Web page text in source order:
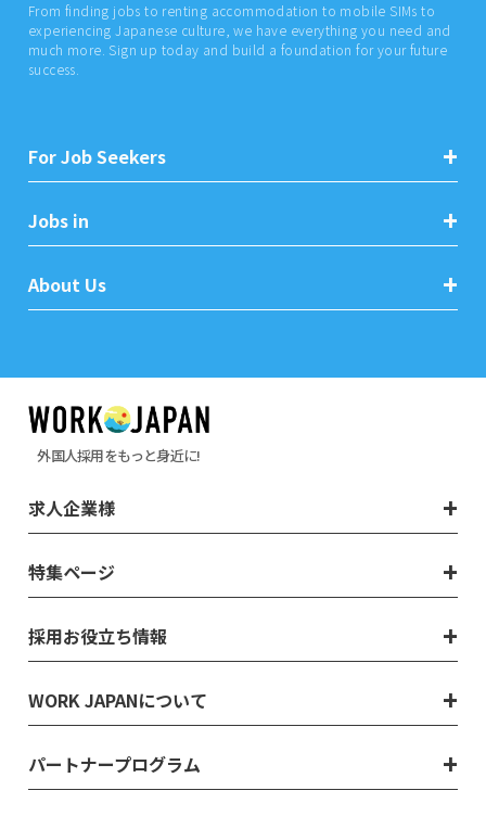
From finding jobs to renting accommodation to mobile SIMs to
experiencing Japanese culture, we have everything you need and
much more. Sign up today and build a foundation for your future
success.
For Job Seekers
Jobs in
About Us
外国人採用をもっと身近に!
求人企業様
特集ページ
採用お役立ち情報
WORK JAPANについて
パートナープログラム